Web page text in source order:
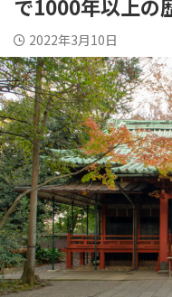
で1000年以上の
2022年3月10日